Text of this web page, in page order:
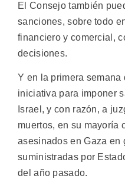
El Consejo también
sanciones, sobre todo
financiero y comercial,
decisiones.
Y en la primera
iniciativa para imponer
Israel, y con razón, a
muertos, en su mayoría
asesinados en Gaza en
suministradas por
del año pasado.